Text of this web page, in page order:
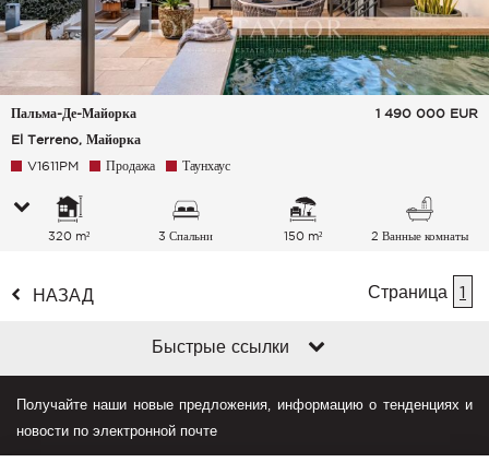
Пальма-Де-Майорка
El Terreno, Майорка
1 490 000 EUR
V1611PM Продажа Таунхаус
320 m² 3 Спальни 150 m² 2 Ванные комнаты
НАЗАД Страница 1
Быстрые ссылки
Получайте наши новые предложения, информацию о тенденциях и
новости по электронной почте